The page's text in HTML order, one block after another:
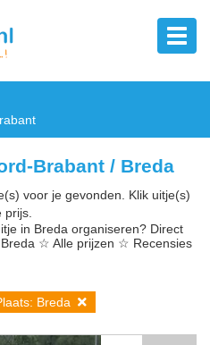
Brabant / Breda
voor je gevonden. Klik uitje(s)
in Breda organiseren? Direct
☆ Alle prijzen ☆ Recensies
Breda